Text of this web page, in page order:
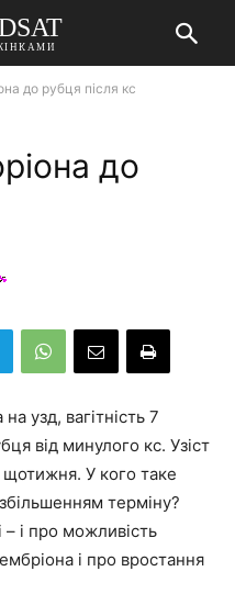
до рубця після кс
до
узд, вагітність 7
від минулого кс. Узіст
щотижня. У кого таке
терміну?
і про можливість
і про вростання